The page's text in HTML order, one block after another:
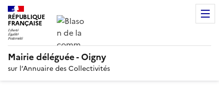
RÉPUBLIQUE
FRANÇAISE
Mairie déléguée - Oigny
sur l’Annuaire des Collectivités